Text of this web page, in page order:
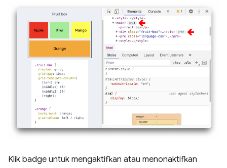
Klik badge untuk mengaktifkan atau menonaktifkan